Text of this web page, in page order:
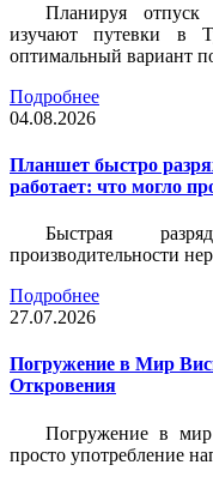
Планируя
изучают путевки в
оптимальный вариант
Подробнее
04.08.2026
Планшет быстро
работает: что могло
Быстрая
производительности
Подробнее
27.07.2026
Погружение в Мир
Откровения
Погружение в
просто употребление